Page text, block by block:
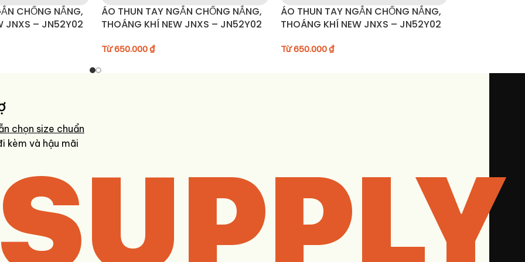
và chính xác nhất.
CHỐNG NẮNG,
JNXS – JN52Y02
ÁO THUN TAY NGẮN CHỐNG NẮNG,
THOÁNG KHÍ NEW JNXS – JN52Y02
Từ650.000₫
ÁO THUN TAY NGẮN CHỐNG NẮNG,
THOÁNG KHÍ NEW JNXS – JN52Y02
Từ650.000₫
chọn size chuẩn
kèm và hậu mãi